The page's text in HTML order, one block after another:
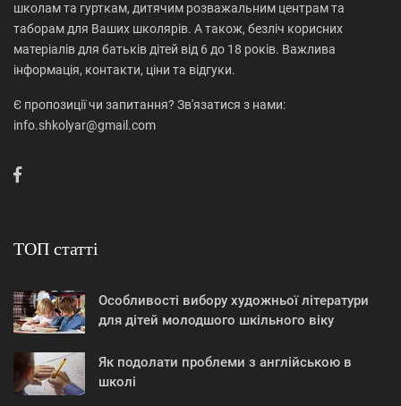
школам та гурткам, дитячим розважальним центрам та
таборам для Ваших школярів. А також, безліч корисних
матеріалів для батьків дітей від 6 до 18 років. Важлива
інформація, контакти, ціни та відгуки.
Є пропозиції чи запитання? Зв'язатися з нами:
info.shkolyar@gmail.com
ТОП статті
Особливості вибору художньої літератури
для дітей молодшого шкільного віку
Як подолати проблеми з англійською в
школі